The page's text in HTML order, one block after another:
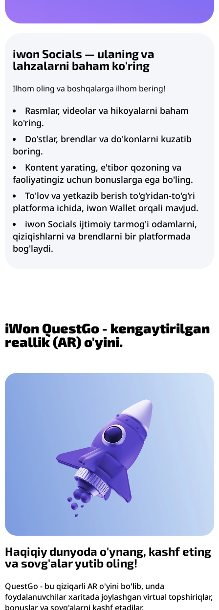
iwon Socials — ulaning va
lahzalarni baham ko'ring
Ilhom oling va boshqalarga ilhom bering!
Rasmlar, videolar va hikoyalarni baham
ko'ring.
Do'stlar, brendlar va do'konlarni kuzatib
boring.
Kontent yarating, e'tibor qozoning va
faoliyatingiz uchun bonuslarga ega bo'ling.
To'lov va yetkazib berish to'g'ridan-to'g'ri
platforma ichida, iwon Wallet orqali mavjud.
iwon Socials ijtimoiy tarmog'i odamlarni,
qiziqishlarni va brendlarni bir platformada
bog'laydi.
iWon QuestGo - kengaytirilgan
reallik (AR) o'yini.
Haqiqiy dunyoda o'ynang, kashf eting
va sovg'alar yutib oling!
QuestGo - bu qiziqarli AR o'yini bo'lib, unda
foydalanuvchilar xaritada joylashgan virtual topshiriqlar,
bonuslar va sovg'alarni kashf etadilar.